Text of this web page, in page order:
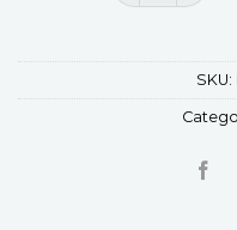
SKU: